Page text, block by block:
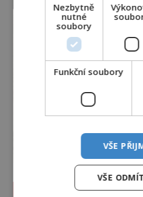
Vesmír a technologie
Nezbytně
nutné
soubory
Funkční soubory
VŠE
VŠE